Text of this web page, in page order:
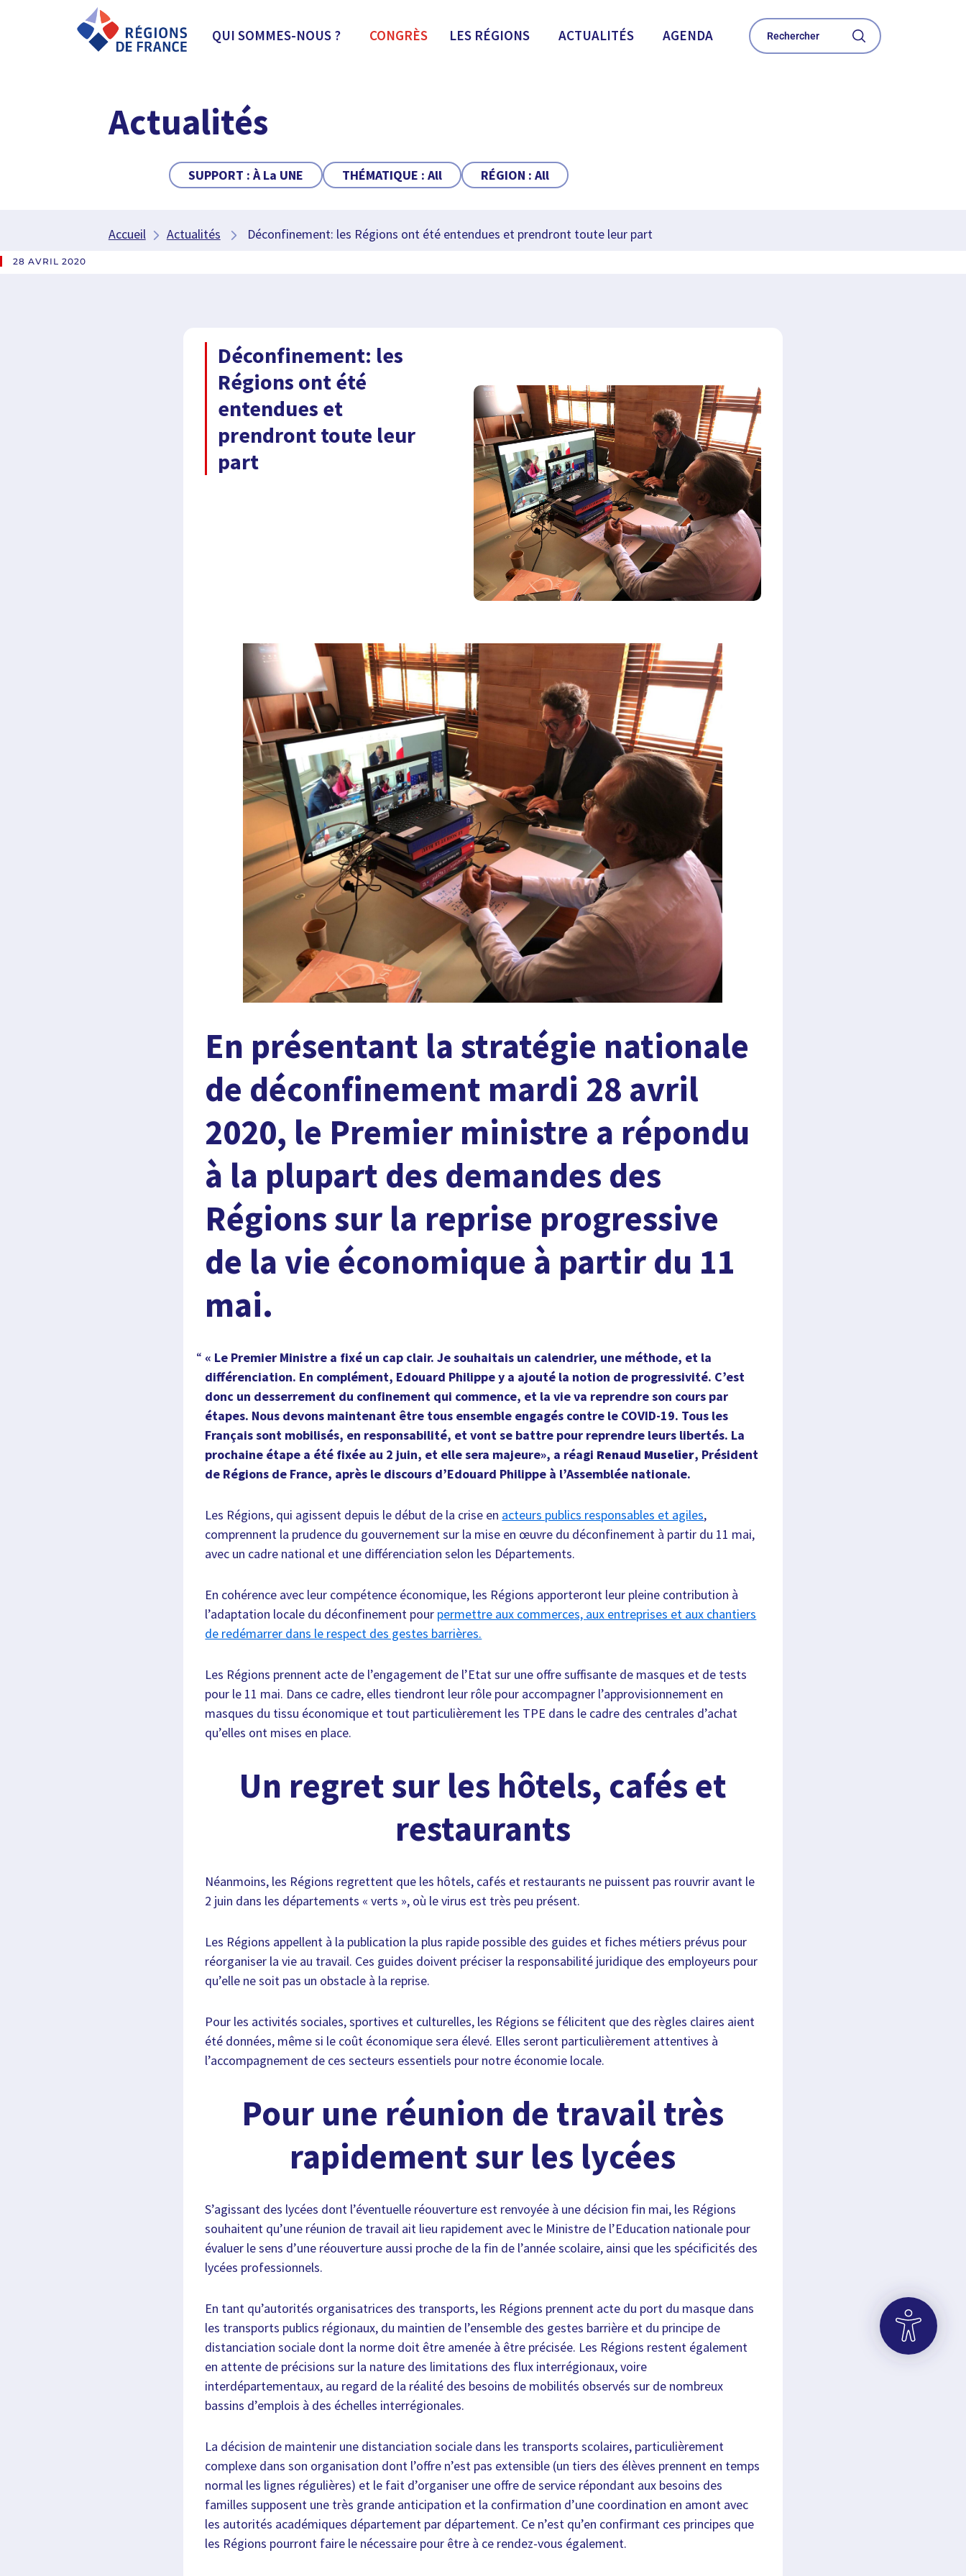
QUI SOMMES-NOUS ? CONGRÈS LES RÉGIONS ACTUALITÉS AGENDA
Actualités
SUPPORT : À La UNE THÉMATIQUE : All RÉGION : All
Accueil Actualités Déconfinement: les Régions ont été entendues et prendront toute leur part
28 AVRIL 2020
Déconfinement: les
Régions ont été
entendues et
prendront toute leur
part
En présentant la stratégie nationale
de déconfinement mardi 28 avril
2020, le Premier ministre a répondu
à la plupart des demandes des
Régions sur la reprise progressive
de la vie économique à partir du 11
mai.
« Le Premier Ministre a fixé un cap clair. Je souhaitais un calendrier, une méthode, et la
différenciation. En complément, Edouard Philippe y a ajouté la notion de progressivité. C’est
donc un desserrement du confinement qui commence, et la vie va reprendre son cours par
étapes. Nous devons maintenant être tous ensemble engagés contre le COVID-19. Tous les
Français sont mobilisés, en responsabilité, et vont se battre pour reprendre leurs libertés. La
prochaine étape a été fixée au 2 juin, et elle sera majeure», a réagi Renaud Muselier, Président
de Régions de France, après le discours d’Edouard Philippe à l’Assemblée nationale.
Les Régions, qui agissent depuis le début de la crise en acteurs publics responsables et agiles,
comprennent la prudence du gouvernement sur la mise en œuvre du déconfinement à partir du 11 mai,
avec un cadre national et une différenciation selon les Départements.
En cohérence avec leur compétence économique, les Régions apporteront leur pleine contribution à
l’adaptation locale du déconfinement pour permettre aux commerces, aux entreprises et aux chantiers
de redémarrer dans le respect des gestes barrières.
Les Régions prennent acte de l’engagement de l’Etat sur une offre suffisante de masques et de tests
pour le 11 mai. Dans ce cadre, elles tiendront leur rôle pour accompagner l’approvisionnement en
masques du tissu économique et tout particulièrement les TPE dans le cadre des centrales d’achat
qu’elles ont mises en place.
Un regret sur les hôtels, cafés et
restaurants
Néanmoins, les Régions regrettent que les hôtels, cafés et restaurants ne puissent pas rouvrir avant le
2 juin dans les départements « verts », où le virus est très peu présent.
Les Régions appellent à la publication la plus rapide possible des guides et fiches métiers prévus pour
réorganiser la vie au travail. Ces guides doivent préciser la responsabilité juridique des employeurs pour
qu’elle ne soit pas un obstacle à la reprise.
Pour les activités sociales, sportives et culturelles, les Régions se félicitent que des règles claires aient
été données, même si le coût économique sera élevé. Elles seront particulièrement attentives à
l’accompagnement de ces secteurs essentiels pour notre économie locale.
Pour une réunion de travail très
rapidement sur les lycées
S’agissant des lycées dont l’éventuelle réouverture est renvoyée à une décision fin mai, les Régions
souhaitent qu’une réunion de travail ait lieu rapidement avec le Ministre de l’Education nationale pour
évaluer le sens d’une réouverture aussi proche de la fin de l’année scolaire, ainsi que les spécificités des
lycées professionnels.
En tant qu’autorités organisatrices des transports, les Régions prennent acte du port du masque dans
les transports publics régionaux, du maintien de l’ensemble des gestes barrière et du principe de
distanciation sociale dont la norme doit être amenée à être précisée. Les Régions restent également
en attente de précisions sur la nature des limitations des flux interrégionaux, voire
interdépartementaux, au regard de la réalité des besoins de mobilités observés sur de nombreux
bassins d’emplois à des échelles interrégionales.
La décision de maintenir une distanciation sociale dans les transports scolaires, particulièrement
complexe dans son organisation dont l’offre n’est pas extensible (un tiers des élèves prennent en temps
normal les lignes régulières) et le fait d’organiser une offre de service répondant aux besoins des
familles supposent une très grande anticipation et la confirmation d’une coordination en amont avec
les autorités académiques département par département. Ce n’est qu’en confirmant ces principes que
les Régions pourront faire le nécessaire pour être à ce rendez-vous également.